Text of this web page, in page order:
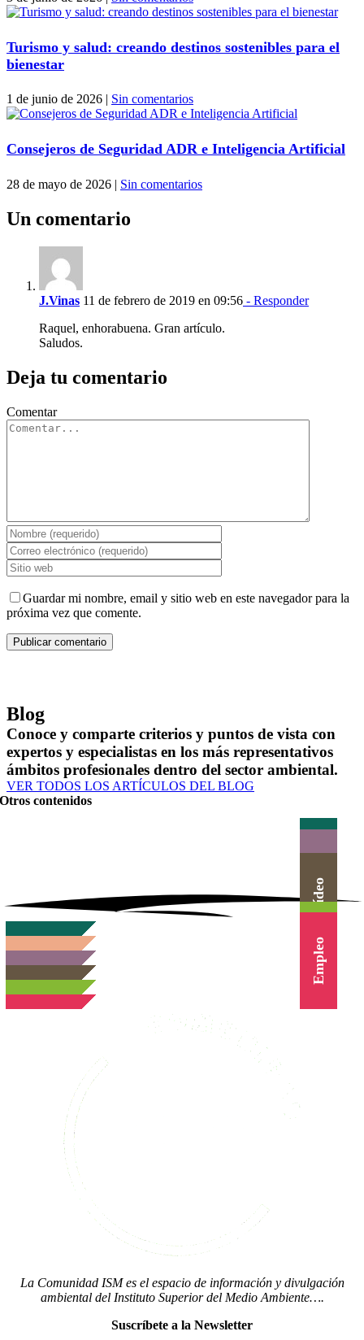
Turismo y salud: creando destinos sostenibles para el
bienestar
1 de junio de 2026 Sin comentarios
Consejeros de Seguridad ADR e Inteligencia Artificial
28 de mayo de 2026 | Sin comentarios
Un comentario
J.Vinas 11 de febrero de 2019 en 09:56 - Responder
Raquel, enhorabuena. Gran artículo.
Saludos.
Deja tu comentario
Comentar
Guardar mi nombre, email y sitio web en este navegador para la
próxima vez que comente.
Blog
Conoce y comparte criterios y puntos de vista con
expertos y especialistas en los más representativos
ámbitos profesionales dentro del sector ambiental.
VER TODOS LOS ARTÍCULOS DEL BLOG
Otros contenidos
Actualidad
Agenda
Herramientas
Canal Vídeo
Cursos
Empleo
La Comunidad ISM es el espacio de información y divulgación
ambiental del Instituto Superior del Medio Ambiente….
Suscríbete a la Newsletter